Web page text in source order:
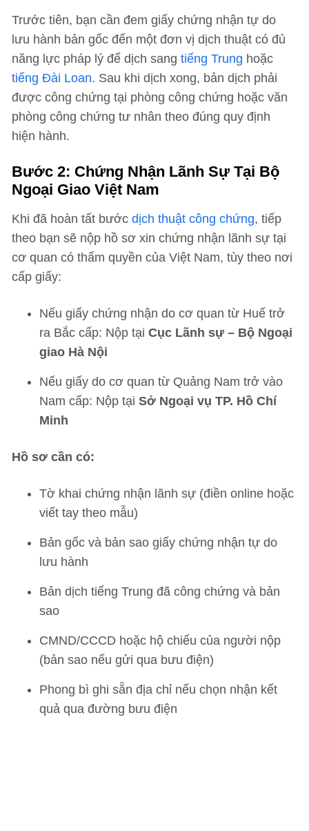
Trước tiên, bạn cần đem giấy chứng nhận tự do
lưu hành bản gốc đến một đơn vị dịch thuật có đủ
năng lực pháp lý để dịch sang tiếng Trung hoặc
tiếng Đài Loan. Sau khi dịch xong, bản dịch phải
được công chứng tại phòng công chứng hoặc văn
phòng công chứng tư nhân theo đúng quy định
hiện hành.
Bước 2: Chứng Nhận Lãnh Sự Tại Bộ
Ngoại Giao Việt Nam
Khi đã hoàn tất bước dịch thuật công chứng, tiếp
theo bạn sẽ nộp hồ sơ xin chứng nhận lãnh sự tại
cơ quan có thẩm quyền của Việt Nam, tùy theo nơi
cấp giấy:
Nếu giấy chứng nhận do cơ quan từ Huế trở
ra Bắc cấp: Nộp tại Cục Lãnh sự – Bộ Ngoại
giao Hà Nội
Nếu giấy do cơ quan từ Quảng Nam trở vào
Nam cấp: Nộp tại Sở Ngoại vụ TP. Hồ Chí
Minh
Hồ sơ cần có:
Tờ khai chứng nhận lãnh sự (điền online hoặc
viết tay theo mẫu)
Bản gốc và bản sao giấy chứng nhận tự do
lưu hành
Bản dịch tiếng Trung đã công chứng và bản
sao
CMND/CCCD hoặc hộ chiếu của người nộp
(bản sao nếu gửi qua bưu điện)
Phong bì ghi sẵn địa chỉ nếu chọn nhận kết
quả qua đường bưu điện